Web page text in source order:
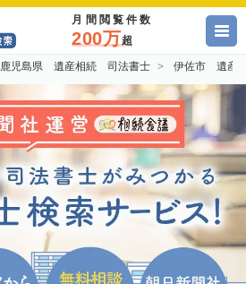
月間閲覧件数
200万超
鹿児島県 遺産相続 司法書士 伊佐市 遺産